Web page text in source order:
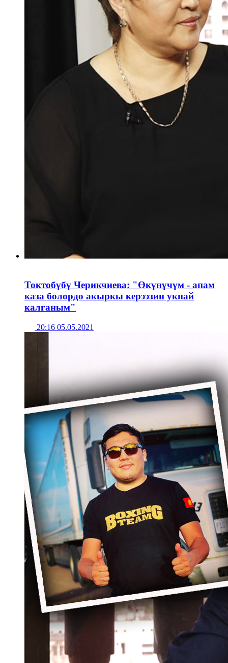
Токтобүбү Черикчиева: "Өкүнүчүм - апам
каза болордо акыркы керээзин укпай
калганым"
20:16 05.05.2021